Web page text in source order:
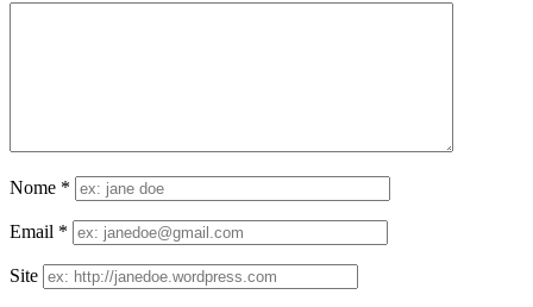
Nome *
Email *
Site